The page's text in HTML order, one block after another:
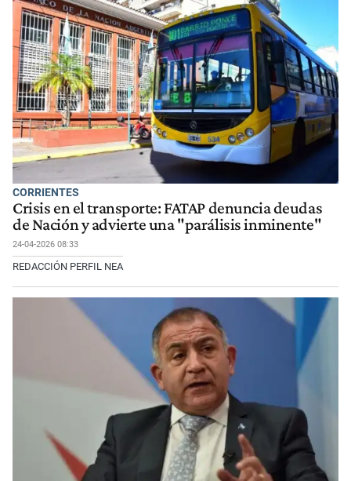
CORRIENTES
Crisis en el transporte: FATAP denuncia deudas
de Nación y advierte una "parálisis inminente"
24-04-2026 08:33
REDACCIÓN PERFIL NEA